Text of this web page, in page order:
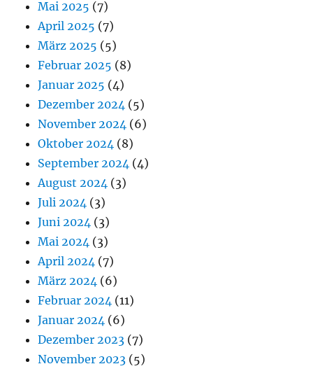
Mai 2025 (7)
April 2025 (7)
März 2025 (5)
Februar 2025 (8)
Januar 2025 (4)
Dezember 2024 (5)
November 2024 (6)
Oktober 2024 (8)
September 2024 (4)
August 2024 (3)
Juli 2024 (3)
Juni 2024 (3)
Mai 2024 (3)
April 2024 (7)
März 2024 (6)
Februar 2024 (11)
Januar 2024 (6)
Dezember 2023 (7)
November 2023 (5)